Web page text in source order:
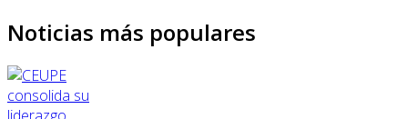
Noticias más populares